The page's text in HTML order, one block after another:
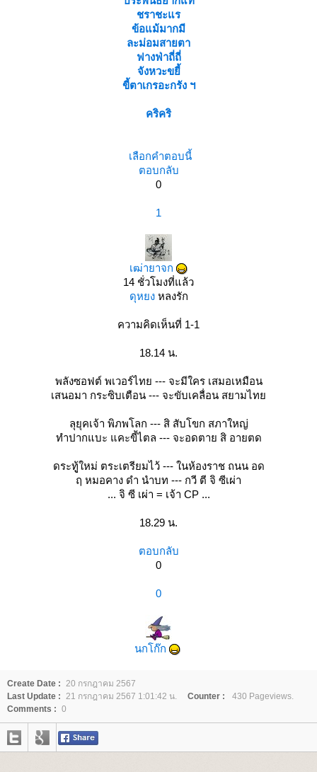
ชราชะแร
ข้อแม้มากมี
ละม่อมสายตา
ฟางฟ่าถี่ถี่
จังหวะขยี้
ขี้ตาเกรอะกรัง ฯ
คริคริ
เลือกคำตอบนี้
ตอบกลับ
0
1
เฒ่ายาจก
14 ชั่วโมงที่แล้ว
ดุหยงหลงรัก
ความคิดเห็นที่ 1-1
18.14 น.
พลังซอฟต์ พเวอร์ไทย --- จะมีใคร เสมอเหมือน
เสนอมา กระซิบเตือน --- จะขับเคลื่อน สยามไท
ลุยุคเจ้า พิภพโลก --- สิ สับโขก สภาใหญ่
ทำปากแบะ แคะขี้ไตล --- จะอดตาย สิ อายตด
ดระทูู้ใหม่ ตระเตรียมไว้ --- ในห้องราช ถนน อด
ฤ หมอคาง ดำ นำบท --- กวี ตี จิ ซีเผ่า
... จิ ซี เผ่า = เจ้า CP ...
18.29 น.
ตอบกลับ
0
0
นกโก๊ก
Create Date : 20 กรกฎาคม 2567
Last Update : 21 กรกฎาคม 2567 1:01:42 น. Counter :
430 Pageviews.
Comments : 0